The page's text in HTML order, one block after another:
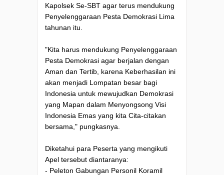
Kapolsek Se-SBT agar terus mendukung
Penyelenggaraan Pesta Demokrasi Lima
tahunan itu.
"Kita harus mendukung Penyelenggaraan
Pesta Demokrasi agar berjalan dengan
Aman dan Tertib, karena Keberhasilan ini
akan menjadi Lompatan besar bagi
Indonesia untuk mewujudkan Demokrasi
yang Mapan dalam Menyongsong Visi
Indonesia Emas yang kita Cita-citakan
bersama," pungkasnya.
Diketahui para Peserta yang mengikuti
Apel tersebut diantaranya:
- Peleton Gabungan Personil Koramil